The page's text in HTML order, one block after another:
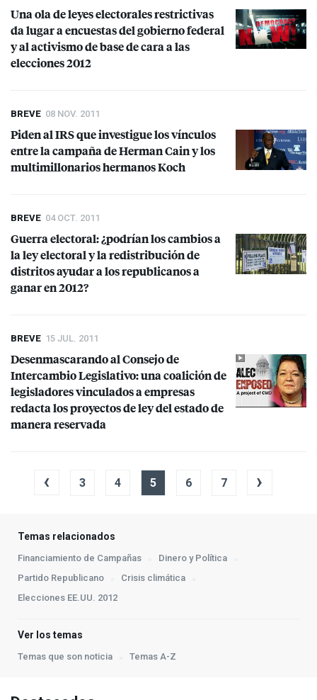
Una ola de leyes electorales restrictivas
da lugar a encuestas del gobierno federal
y al activismo de base de cara a las
elecciones 2012
BREVE 08 NOV. 2011
Piden alIRSque investigue los vínculos
entre la campaña de Herman Cain y los
multimillonarios hermanos Koch
BREVE 04 OCT. 2011
Guerra electoral: ¿podrían los cambios a
la ley electoral y la redistribución de
distritos ayudar a los republicanos a
ganar en 2012?
BREVE 15 JUL. 2011
Desenmascarando al Consejo de
Intercambio Legislativo: una coalición de
legisladores vinculados a empresas
redacta los proyectos de ley del estado de
manera reservada
‹ 3 4 5 6 7 ›
Temas relacionados
Financiamiento de Campañas
Dinero y Política
Partido Republicano
Crisis climática
Elecciones EE.UU. 2012
Ver los temas
Temas que son noticia Temas A-Z